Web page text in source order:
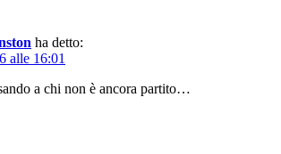
ha detto:
alle 16:01
a chi non è ancora partito…